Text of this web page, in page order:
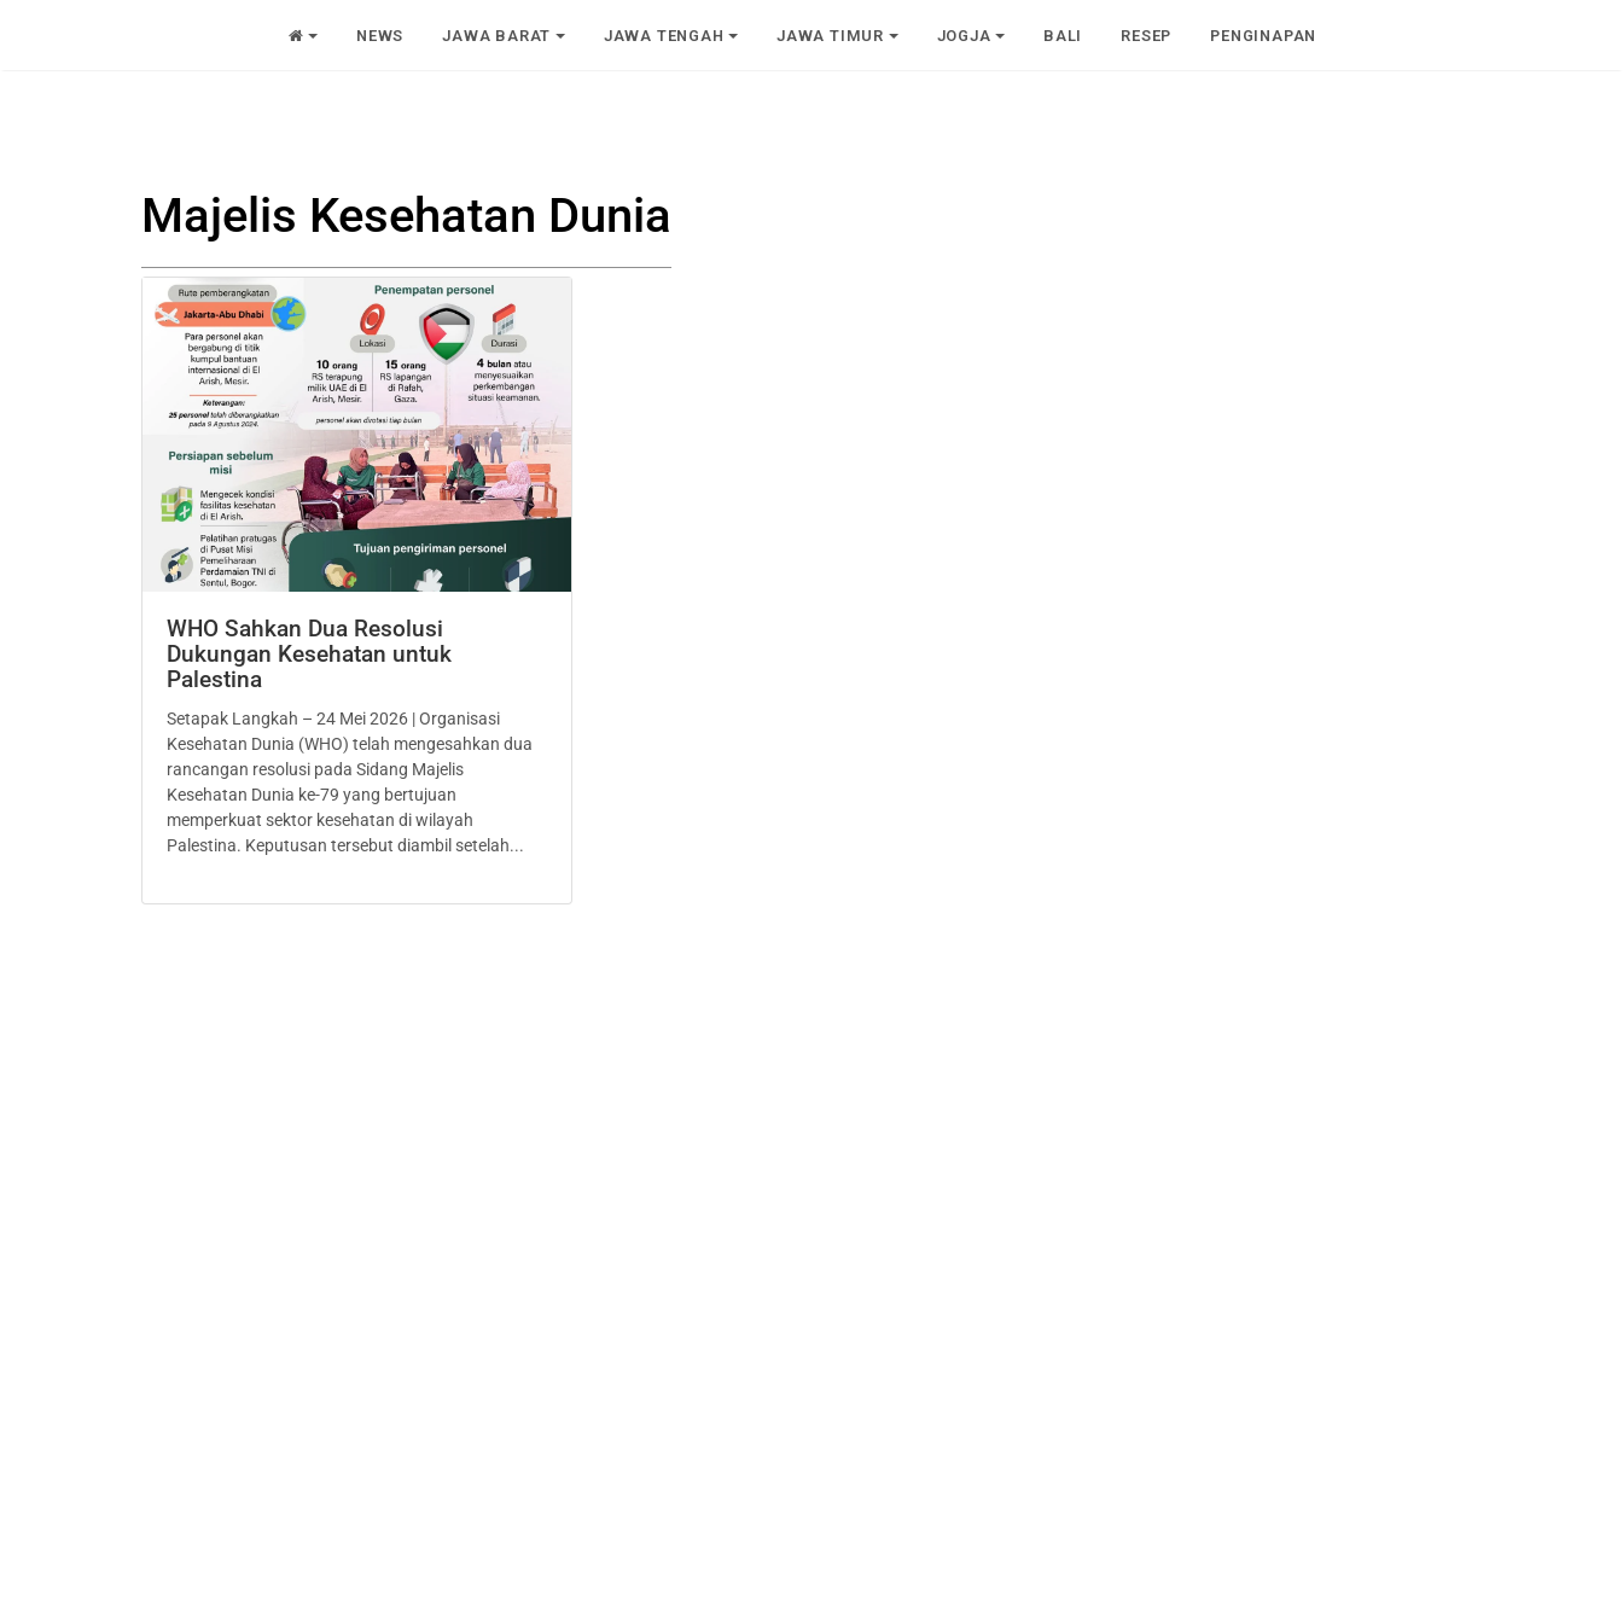
NEWS JAWA BARAT JAWA TENGAH JAWA TIMUR JOGJA BALI RESEP PENGINAPAN
Majelis Kesehatan Dunia
WHO Sahkan Dua Resolusi
Dukungan Kesehatan untuk
Palestina
Setapak Langkah – 24 Mei 2026 | Organisasi
Kesehatan Dunia (WHO) telah mengesahkan dua
rancangan resolusi pada Sidang Majelis
Kesehatan Dunia ke-79 yang bertujuan
memperkuat sektor kesehatan di wilayah
Palestina. Keputusan tersebut diambil setelah...